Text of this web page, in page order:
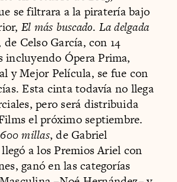
se filtrara a la piratería bajo
El más buscado. La delgada
de Celso García, con 14
incluyendo Ópera Prima,
y Mejor Película, se fue con
Esta cinta todavía no llega
pero será distribuida
el próximo septiembre.
600 millas, de Gabriel
a los Premios Ariel con
ganó en las categorías